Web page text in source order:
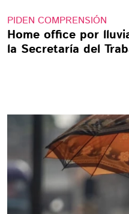
PIDEN COMPRENSIÓN
Home office por
la Secretaría del